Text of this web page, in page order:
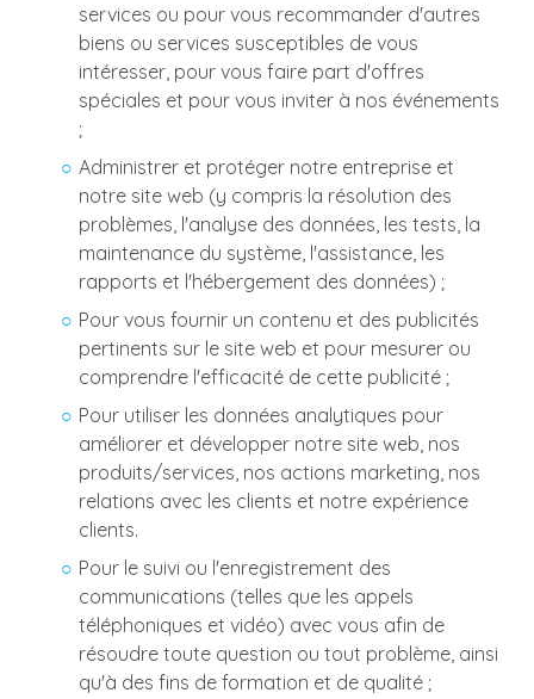
services ou pour vous recommander d'autres
biens ou services susceptibles de vous
intéresser, pour vous faire part d'offres
spéciales et pour vous inviter à nos événements
;
Administrer et protéger notre entreprise et
notre site web (y compris la résolution des
problèmes, l'analyse des données, les tests, la
maintenance du système, l'assistance, les
rapports et l'hébergement des données) ;
Pour vous fournir un contenu et des publicités
pertinents sur le site web et pour mesurer ou
comprendre l'efficacité de cette publicité ;
Pour utiliser les données analytiques pour
améliorer et développer notre site web, nos
produits/services, nos actions marketing, nos
relations avec les clients et notre expérience
clients.
Pour le suivi ou l'enregistrement des
communications (telles que les appels
téléphoniques et vidéo) avec vous afin de
résoudre toute question ou tout problème, ainsi
qu'à des fins de formation et de qualité ;